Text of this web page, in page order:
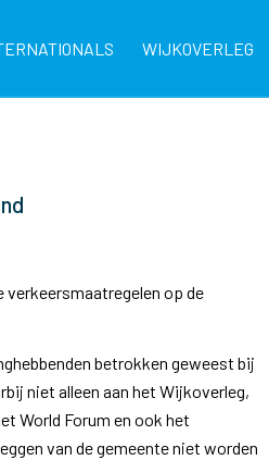
WIJKOVERLEG
verkeersmaatregelen op de
betrokken geweest bij
niet alleen aan het Wijkoverleg,
World Forum en ook het
van de gemeente niet worden